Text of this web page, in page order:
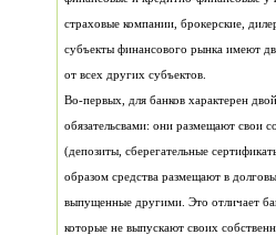
от всех других субъектов.
которые не выпускают своих